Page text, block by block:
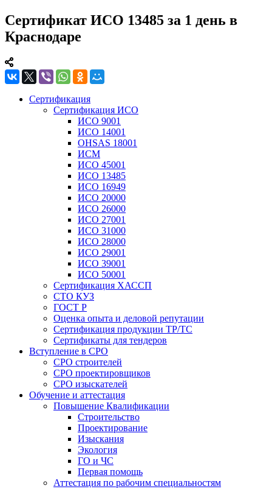
Сертификат ИСО 13485 за 1 день в
Краснодаре
Сертификация
Сертификация ИСО
ИСО 9001
ИСО 14001
OHSAS 18001
ИСМ
ИСО 45001
ИСО 13485
ИСО 16949
ИСО 20000
ИСО 26000
ИСО 27001
ИСО 31000
ИСО 28000
ИСО 29001
ИСО 39001
ИСО 50001
Сертификация ХАССП
СТО КУЗ
ГОСТ Р
Оценка опыта и деловой репутации
Сертификация продукции ТР/ТС
Сертификаты для тендеров
Вступление в СРО
СРО строителей
СРО проектировщиков
СРО изыскателей
Обучение и аттестация
Повышение Квалификации
Строительство
Проектирование
Изыскания
Экология
ГО и ЧС
Первая помощь
Аттестация по рабочим специальностям